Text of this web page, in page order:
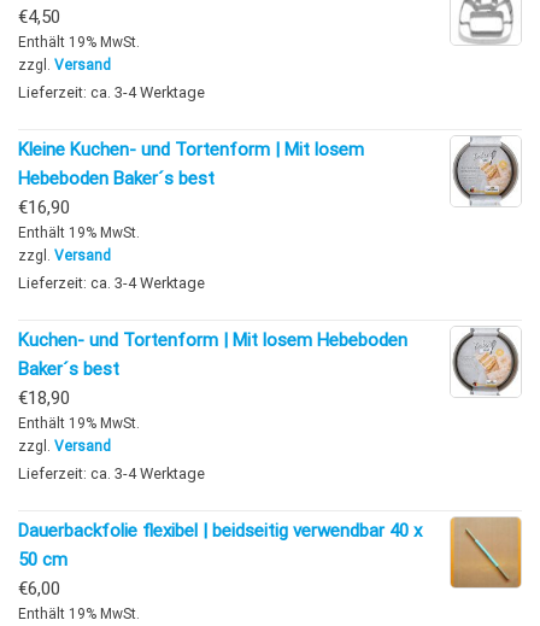
€4,50
Enthält 19% MwSt.
zzgl. Versand
Lieferzeit: ca. 3-4 Werktage
Kleine Kuchen- und Tortenform | Mit losem
Hebeboden Baker´s best
€16,90
Enthält 19% MwSt.
zzgl. Versand
Lieferzeit: ca. 3-4 Werktage
Kuchen- und Tortenform | Mit losem Hebeboden
Baker´s best
€18,90
Enthält 19% MwSt.
zzgl. Versand
Lieferzeit: ca. 3-4 Werktage
Dauerbackfolie flexibel | beidseitig verwendbar 40 x
50 cm
€6,00
Enthält 19% MwSt.